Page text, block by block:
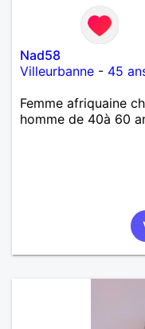
Nad58
Villeurbanne - 45
Femme afriquaine
homme de 40à 60